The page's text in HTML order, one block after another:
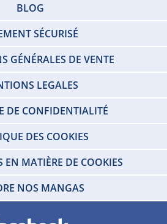
BLOG
SÉCURISÉ
GÉNÉRALES DE VENTE
LEGALES
DE CONFIDENTIALITÉ
DES COOKIES
EN MATIÈRE DE COOKIES
NOS MANGAS